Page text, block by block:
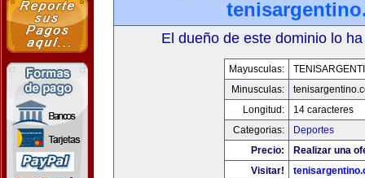
El dueño de este dominio lo
Mayusculas:
Minusculas:
Longitud:
14 caracteres
Categorias:
Deportes
Precio:
Realizar una
Visitar!